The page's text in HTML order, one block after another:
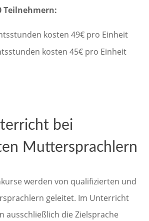
Teilnehmern:
kosten 49€ pro Einheit
kosten 45€ pro Einheit
bei
Muttersprachlern
werden von qualifizierten und
geleitet. Im Unterricht
ausschließlich die Zielsprache